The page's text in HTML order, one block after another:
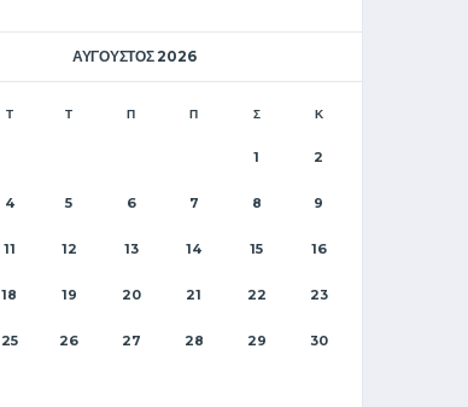
ΑΎΓΟΥΣΤΟΣ 2026
Τ Τ Π Π Σ Κ
1 2
4 5 6 7 8 9
11 12 13 14 15 16
18 19 20 21 22 23
25 26 27 28 29 30